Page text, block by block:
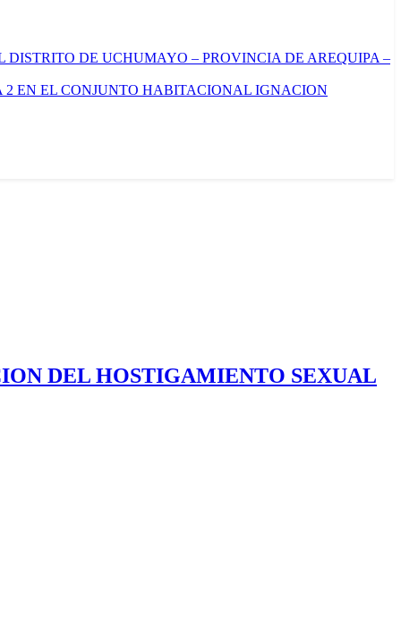
DISTRITO DE UCHUMAYO – PROVINCIA DE AREQUIPA –
EN EL CONJUNTO HABITACIONAL IGNACION
DEL HOSTIGAMIENTO SEXUAL